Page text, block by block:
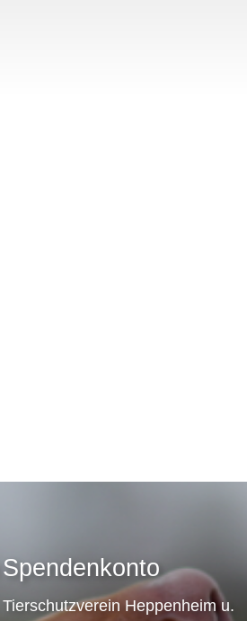
Spendenkonto
Tierschutzverein Heppenheim u.